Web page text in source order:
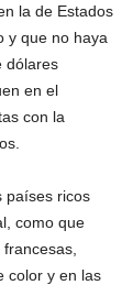
la de Estados
y que no haya
dólares
en el
con la
países ricos
como que
color y en las